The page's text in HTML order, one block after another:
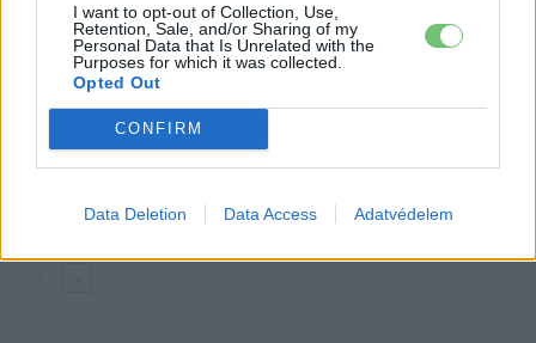
I want to opt-out of Collection, Use,
Retention, Sale, and/or Sharing of my
Personal Data that Is Unrelated with the
Purposes for which it was collected.
Opted Out
CONFIRM
Data Deletion Data Access Adatvédelem
Elektromos
autó
A Leapmotor átlépte a 100 ezres
álomhatárt, és lekörözte a Changant
Elektromos
9 perc töltés, 450 kilométer hatótáv –
szabadidő-autója Európában